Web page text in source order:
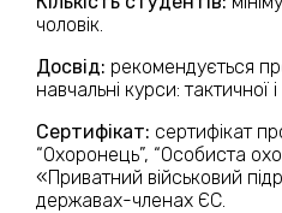
чоловік.
Досвід: рекомендується
навчальні курси: тактичної
Сертифікат: сертифікат
“Охоронець”, “Особиста
«Приватний військовий
державах-членах ЄС.